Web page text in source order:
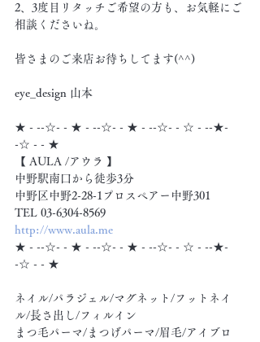
2、3度目リタッチご希望の方も、お気軽にご
相談くださいね。
皆さまのご来店お待ちしてます(^^)
eye_design 山本
★ - --☆- - ★ - --☆- - ★ - --☆- - ☆ - --★-
-☆ - - ★
【 AULA /アウラ 】
中野駅南口から徒歩3分
中野区中野2-28-1プロスペアー中野301
TEL 03-6304-8569
http://www.aula.me
★ - --☆- - ★ - --☆- - ★ - --☆- - ☆ - --★-
-☆ - - ★
ネイル/パラジェル/マグネット/フットネイ
ル/長さ出し/フィルイン
まつ毛パーマ/まつげパーマ/眉毛/アイブロ